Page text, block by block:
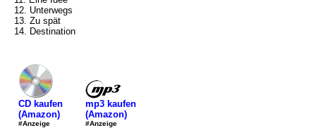
12. Unterwegs
13. Zu spät
14. Destination
CD kaufen
(Amazon)
#Anzeige
mp3 kaufen
(Amazon)
#Anzeige